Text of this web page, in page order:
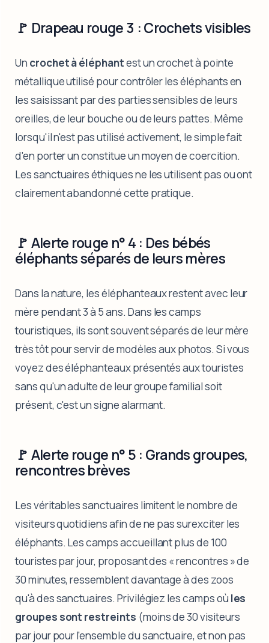
🚩 Drapeau rouge 3 : Crochets visibles
Un crochet à éléphantest un crochet à pointe
métallique utilisé pour contrôler les éléphants en
les saisissant par des parties sensibles de leurs
oreilles, de leur bouche ou de leurs pattes. Même
lorsqu'il n'est pas utilisé activement, le simple fait
d'en porter un constitue un moyen de coercition.
Les sanctuaires éthiques ne les utilisent pas ou ont
clairement abandonné cette pratique.
🚩 Alerte rouge n° 4 : Des bébés
éléphants séparés de leurs mères
Dans la nature, les éléphanteaux restent avec leur
mère pendant 3 à 5 ans. Dans les camps
touristiques, ils sont souvent séparés de leur mère
très tôt pour servir de modèles aux photos. Si vous
voyez des éléphanteaux présentés aux touristes
sans qu'un adulte de leur groupe familial soit
présent, c'est un signe alarmant.
🚩 Alerte rouge n° 5 : Grands groupes,
rencontres brèves
Les véritables sanctuaires limitent le nombre de
visiteurs quotidiens afin de ne pas surexciter les
éléphants. Les camps accueillant plus de 100
touristes par jour, proposant des « rencontres » de
30 minutes, ressemblent davantage à des zoos
qu'à des sanctuaires. Privilégiez les camps où les
groupes sont restreints (moins de 30 visiteurs
par jour pour l'ensemble du sanctuaire, et non pas